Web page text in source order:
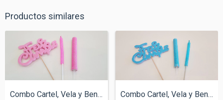
Productos similares
Combo Cartel, Vela y Bengala Rosa Combo Cartel, Vela y Bengala Celeste